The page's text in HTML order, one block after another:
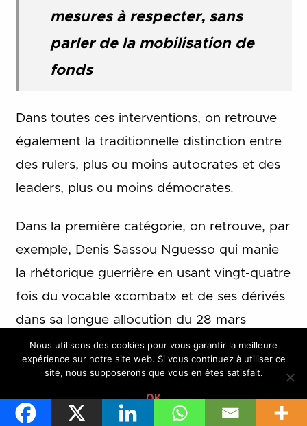
mesures à respecter, sans
parler de la mobilisation de
fonds
Dans toutes ces interventions, on retrouve
également la traditionnelle distinction entre
des rulers, plus ou moins autocrates et des
leaders, plus ou moins démocrates.
Dans la première catégorie, on retrouve, par
exemple, Denis Sassou Nguesso qui manie
la rhétorique guerrière en usant vingt-quatre
fois du vocable «combat» et de ses dérivés
dans sa longue allocution du 28 mars
dernier, le tout à grands coups d’anaphores
performatives («Nous allons tous
épreuves à venir?
Nous utilisons des cookies pour vous garantir la meilleure
expérience sur notre site web. Si vous continuez à utiliser ce
site, nous supposerons que vous en êtes satisfait.
OK